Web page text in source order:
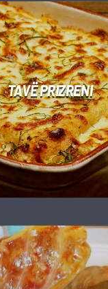
TAVË PRIZRENI